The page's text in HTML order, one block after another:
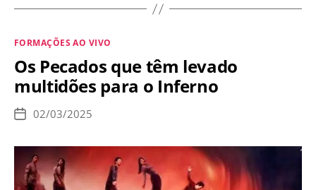
INFERNO
MISERICÓRDIA
DE
DEUS
Categorias
FORMAÇÕES AO VIVO
Os Pecados que têm levado
multidões para o Inferno
Data
publicação
02/03/2025